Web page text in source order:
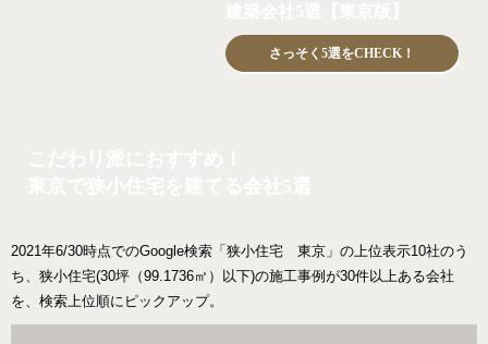
さっそく5選をCHECK！
2021年6/30時点でのGoogle検索「狭小住宅 東京」の上位表示10社のう
ち、狭小住宅(30坪（99.1736㎡）以下)の施工事例が30件以上ある会社
を、検索上位順にピックアップ。